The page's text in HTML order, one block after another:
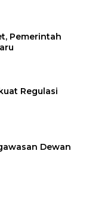
Pemerintah
Regulasi
Dewan